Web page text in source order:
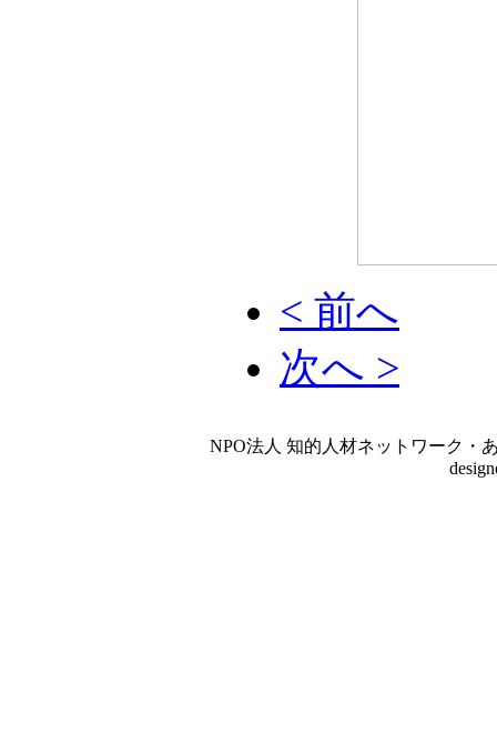
< 前へ
次へ >
NPO法人 知的人材ネットワーク・